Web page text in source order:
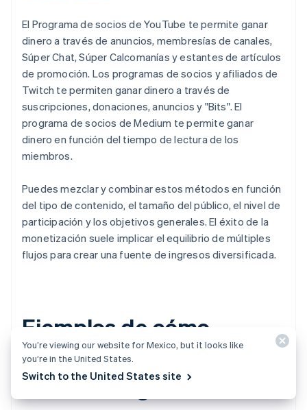
El Programa de socios de YouTube te permite ganar
dinero a través de anuncios, membresías de canales,
Súper Chat, Súper Calcomanías y estantes de artículos
de promoción. Los programas de socios y afiliados de
Twitch te permiten ganar dinero a través de
suscripciones, donaciones, anuncios y "Bits". El
programa de socios de Medium te permite ganar
dinero en función del tiempo de lectura de los
miembros.
Puedes mezclar y combinar estos métodos en función
del tipo de contenido, el tamaño del público, el nivel de
participación y los objetivos generales. El éxito de la
monetización suele implicar el equilibrio de múltiples
flujos para crear una fuente de ingresos diversificada.
Ejemplos de cómo
distintos creadores
obtienen ingresos de su
You’re viewing our website for Mexico, but it looks like
you’re in the United States.
Switch to the United States site